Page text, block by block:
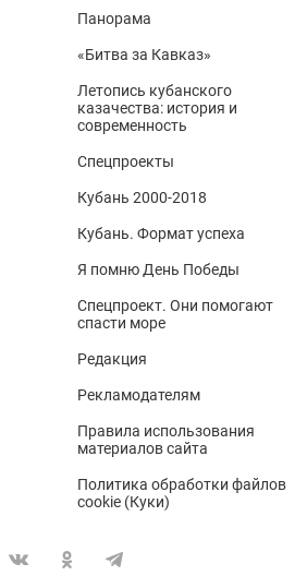
Панорама
«Битва за Кавказ»
Летопись кубанского
казачества: история и
современность
Спецпроекты
Кубань 2000-2018
Кубань. Формат успеха
Я помню День Победы
Спецпроект. Они помогают
спасти море
Редакция
Рекламодателям
Правила использования
материалов сайта
Политика обработки файлов
cookie (Куки)